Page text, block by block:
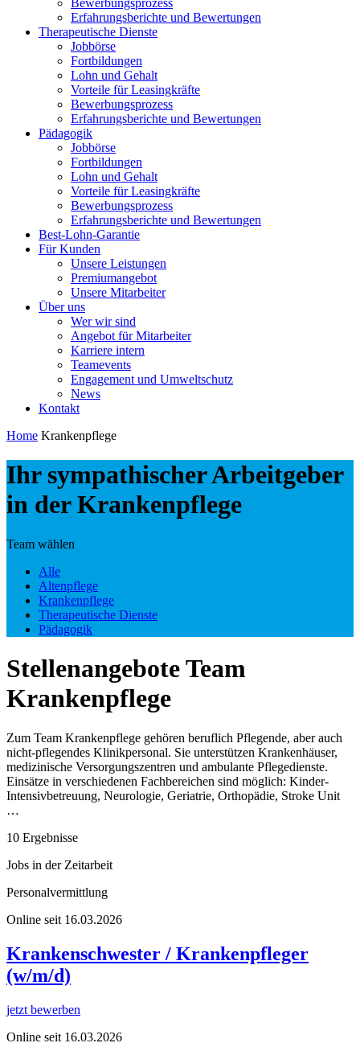
Bewerbungsprozess
Erfahrungsberichte und Bewertungen
Therapeutische Dienste
Jobbörse
Fortbildungen
Lohn und Gehalt
Vorteile für Leasingkräfte
Bewerbungsprozess
Erfahrungsberichte und Bewertungen
Pädagogik
Jobbörse
Fortbildungen
Lohn und Gehalt
Vorteile für Leasingkräfte
Bewerbungsprozess
Erfahrungsberichte und Bewertungen
Best-Lohn-Garantie
Für Kunden
Unsere Leistungen
Premiumangebot
Unsere Mitarbeiter
Über uns
Wer wir sind
Angebot für Mitarbeiter
Karriere intern
Teamevents
Engagement und Umweltschutz
News
Kontakt
Home Krankenpflege
Ihr sympathischer Arbeitgeber
in der Krankenpflege
Team wählen
Alle
Altenpflege
Krankenpflege
Therapeutische Dienste
Pädagogik
Stellenangebote Team
Krankenpflege
Zum Team Krankenpflege gehören beruflich Pflegende, aber auch
nicht-pflegendes Klinikpersonal. Sie unterstützen Krankenhäuser,
medizinische Versorgungszentren und ambulante Pflegedienste.
Einsätze in verschiedenen Fachbereichen sind möglich: Kinder-
Intensivbetreuung, Neurologie, Geriatrie, Orthopädie, Stroke Unit
…
10 Ergebnisse
Jobs in der Zeitarbeit
Personalvermittlung
Online seit 16.03.2026
Krankenschwester / Krankenpfleger
(w/m/d)
jetzt bewerben
Online seit 16.03.2026